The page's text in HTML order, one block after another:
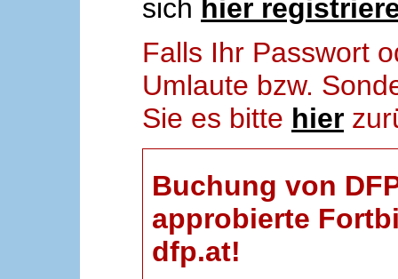
sich hier
Falls Ihr Passwort
Umlaute bzw.
Sie es bitte hier
Buchung von
approbierte
dfp.at!